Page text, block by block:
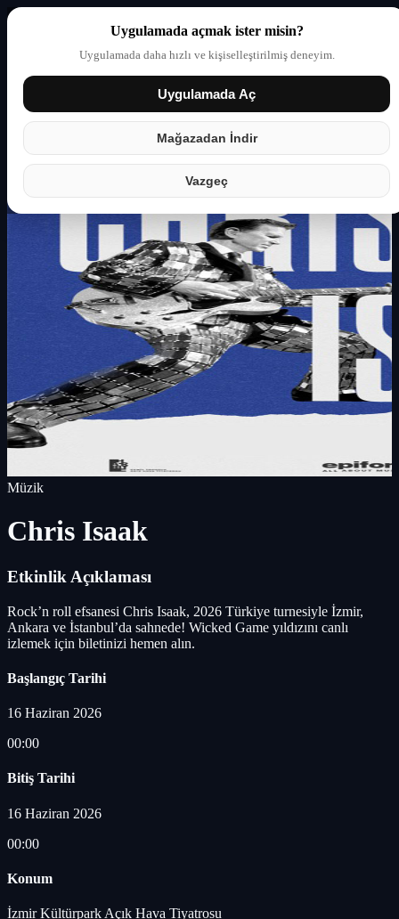
Uygulamada açmak ister misin?
Uygulamada daha hızlı ve kişiselleştirilmiş deneyim.
Uygulamada Aç
Mağazadan İndir
Vazgeç
Giriş yap Partner
Müzik
Chris Isaak
Etkinlik Açıklaması
Rock’n roll efsanesi Chris Isaak, 2026 Türkiye turnesiyle İzmir,
Ankara ve İstanbul’da sahnede! Wicked Game yıldızını canlı
izlemek için biletinizi hemen alın.
Başlangıç Tarihi
16 Haziran 2026
00:00
Bitiş Tarihi
16 Haziran 2026
00:00
Konum
İzmir Kültürpark Açık Hava Tiyatrosu